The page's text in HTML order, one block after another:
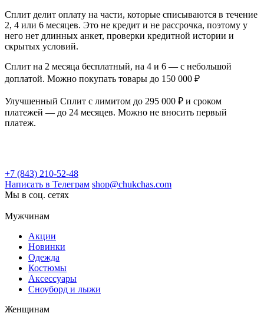
Сплит делит оплату на части, которые списываются в течение
2, 4 или 6 месяцев. Это не кредит и не рассрочка, поэтому у
него нет длинных анкет, проверки кредитной истории и
скрытых условий.
Сплит на 2 месяца бесплатный, на 4 и 6 — с небольшой
доплатой. Можно покупать товары до 150 000 ₽
Улучшенный Сплит с лимитом до 295 000 ₽ и сроком
платежей — до 24 месяцев. Можно не вносить первый
платеж.
+7 (843) 210-52-48
Написать в Телеграм shop@chukchas.com
Мы в соц. сетях
Мужчинам
Акции
Новинки
Одежда
Костюмы
Аксессуары
Сноуборд и лыжи
Женщинам